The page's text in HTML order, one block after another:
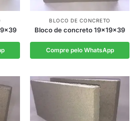
BLOCO DE CONCRETO
Bloco de concreto 19x19x39
Compre pelo WhatsApp